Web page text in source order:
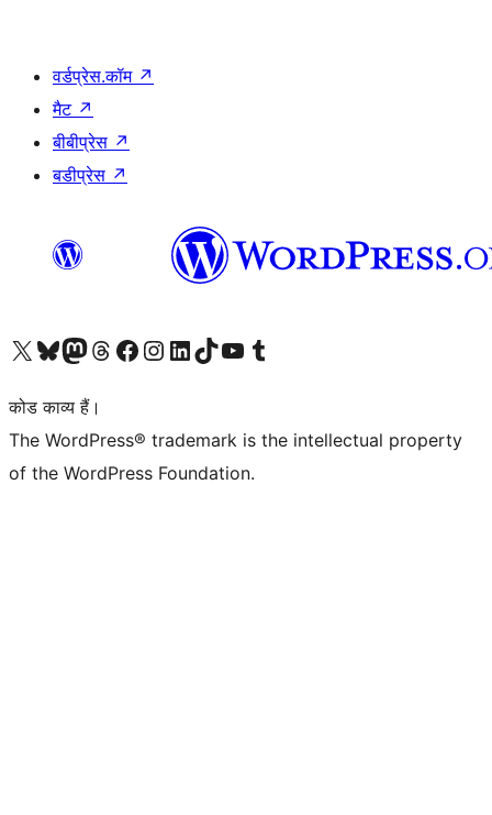
वर्डप्रेस.कॉम ↗
मैट ↗
बीबीप्रेस ↗
बडीप्रेस ↗
Visit our X (formerly Twitter) account
हमारे बलुस्की खाते पर जाएँVisit our Mastodon account
हमारे थ्रेड्स अकाउंट पर जाएंहमारे फेसबुक पेज पर जाएँहमारे इंस्टाग्राम अकाउंट पर जाएंहमारे लिंक्डइन खाते पर जाएँहमारे टिकटॉक खाते पर जाएँहमारे यूट्यूब चैनल पर जाएंहमारे Tumblr खाते पर जाएँ
कोड काव्य हैं।
The WordPress® trademark is the intellectual property
of the WordPress Foundation.